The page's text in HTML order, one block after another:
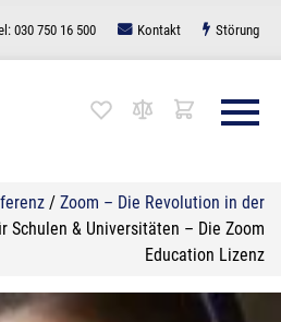
030 750 16 500 Kontakt Störung
/ Zoom – Die Revolution in der
Schulen & Universitäten – Die Zoom
Education Lizenz